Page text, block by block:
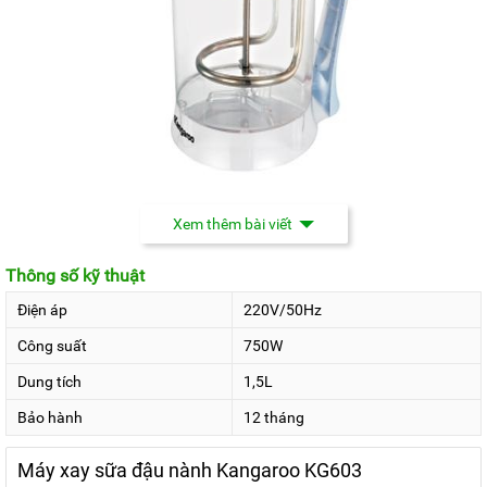
KG603 là thiết bị đa chức năng. Nó có thể làm sữa đậu
nành,làm sữa bột gạo, sữa ngũ cốc, cháo, súp, sinh tố lạnh…
giúp bạn có thể thưởngthức được tất cả các món đồ uống
thơm ngon, bổ dưỡng và hấp dẫn nhất.
Xem thêm bài viết
Thông số kỹ thuật
Điện áp 220V/50Hz
Công suất 750W
Dung tích 1,5L
Bảo hành 12 tháng
Máy xay sữa đậu nành Kangaroo KG603